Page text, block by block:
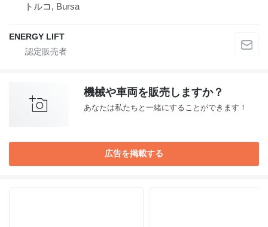
トルコ, Bursa
ENERGY LIFT
機械や車両を販売しますか？
あなたは私たちと一緒にすることができます！
広告を掲載する